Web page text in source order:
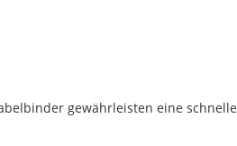
gewährleisten eine schnelle